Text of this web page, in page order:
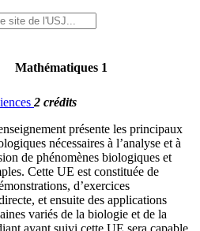
Mathématiques 1
2 crédits
présente les principaux
nécessaires à l’analyse et à
de phénomènes biologiques et
Cette UE est constituée de
d’exercices
et ensuite des applications
variés de la biologie et de la
ayant suivi cette UE sera capable